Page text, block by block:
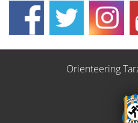
SEGUICI!
Orienteering